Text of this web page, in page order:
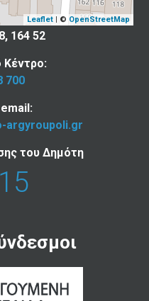
Leaflet| © OpenStreetMap
164 52
700
argyroupoli.gr
του Δημότη